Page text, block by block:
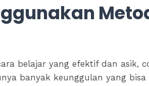
belajar yang efektif dan asik,
banyak keunggulan yang